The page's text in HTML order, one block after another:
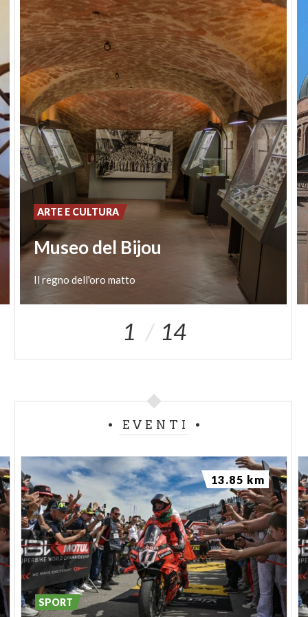
Museo del Bijou
Il regno dell'oro matto
ARTE E CULTURA
1 14
EVENTI
SPORT
13.85 km